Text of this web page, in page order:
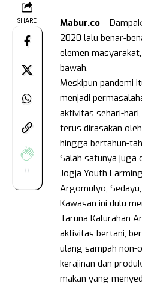
SHARE
0
Mabur.co –
2020 lalu benar-
elemen
bawah.
Meskipun pandemi
menjadi
aktivitas sehari-
terus dirasakan
hingga bertahun-
Salah satunya juga
Jogja Youth
Argomulyo,
Kawasan ini dulu
Taruna Kalurahan
aktivitas bertani,
ulang sampah non-
kerajinan dan
makan yang